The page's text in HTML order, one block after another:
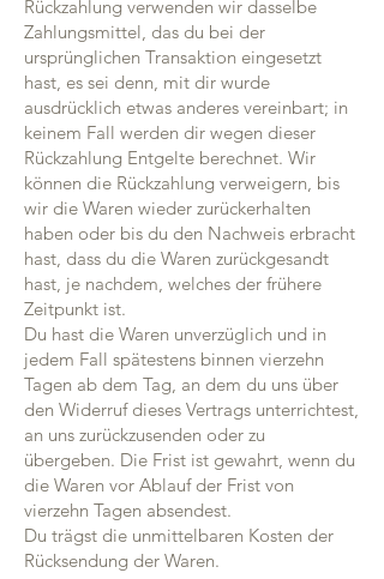
Rückzahlung verwenden wir dasselbe
Zahlungsmittel, das du bei der
ursprünglichen Transaktion eingesetzt
hast, es sei denn, mit dir wurde
ausdrücklich etwas anderes vereinbart; in
keinem Fall werden dir wegen dieser
Rückzahlung Entgelte berechnet. Wir
können die Rückzahlung verweigern, bis
wir die Waren wieder zurückerhalten
haben oder bis du den Nachweis erbracht
hast, dass du die Waren zurückgesandt
hast, je nachdem, welches der frühere
Zeitpunkt ist.
Du hast die Waren unverzüglich und in
jedem Fall spätestens binnen vierzehn
Tagen ab dem Tag, an dem du uns über
den Widerruf dieses Vertrags unterrichtest,
an uns zurückzusenden oder zu
übergeben. Die Frist ist gewahrt, wenn du
die Waren vor Ablauf der Frist von
vierzehn Tagen absendest.
Du trägst die unmittelbaren Kosten der
Rücksendung der Waren.